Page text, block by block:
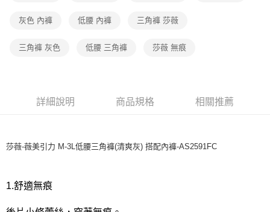
每筆NT$80，滿NT$1,000(含以上)免運費
宅配
每筆NT$220
每筆NT$80，滿NT$1,000(含以上)免運費
灰色 內褲 低腰 內褲 三角褲 莎薇
三角褲 灰色 低腰 三角褲 莎薇 無痕
詳細說明 商品規格 相關推薦
莎薇-薇美引力 M-3L低腰三角褲(清爽灰) 搭配內褲-AS2591FC
1.舒適無痕